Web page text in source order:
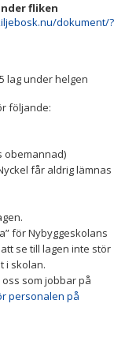
fliken
dokument/?
lag under helgen
följande:
obemannad)
får aldrig lämnas
för Nybyggeskolans
se till lagen inte stör
i skolan.
som jobbar på
personalen på